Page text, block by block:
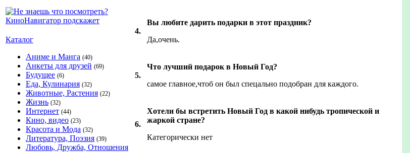
Каталог
Аниме и Манга (40)
Анкеты для друзей (69)
Будущее (6)
Еда, Кулинария (32)
Животные, Растения (22)
Жизнь (32)
Интернет (44)
Кино, видео (23)
Красота и Мода (32)
Литература, Поэзия (39)
Любовь, Дружба, Отношения
4.
Вы любите дарить подарки в этот праздник?
Да,очень.
5.
Что лучший подарок в Новый Год?
самое главное,чтоб он был спецально подобран для каждого.
6.
Хотели бы встретить Новый Год в какой нибудь тропической и
жаркой стране?
Категорически нет